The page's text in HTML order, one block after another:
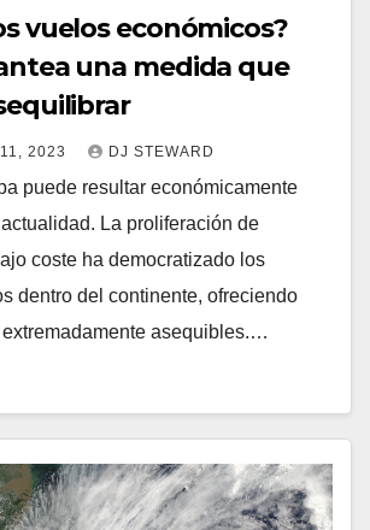
vuelos económicos?
una medida que
2023 DJ STEWARD
puede resultar económicamente
La proliferación de
coste ha democratizado los
dentro del continente, ofreciendo
asequibles.…